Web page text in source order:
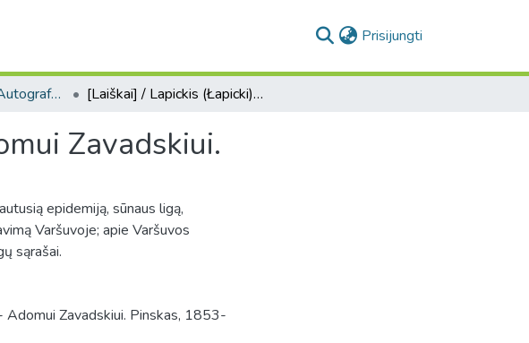
Prisijungti
Laiškai: raidė "L" (Autografų kolekcija. F7) [Laiškai] / Lapickis (Łapicki) Mykolas - Adomui Zavadskiui.
Zavadskiui.
epidemiją, sūnaus ligą,
Varšuvoje; apie Varšuvos
sąrašai.
Zavadskiui. Pinskas, 1853-